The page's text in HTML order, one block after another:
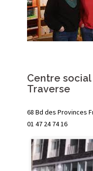
Centre
Traverse
68 Bd des Provinces
01 47 24 74 16